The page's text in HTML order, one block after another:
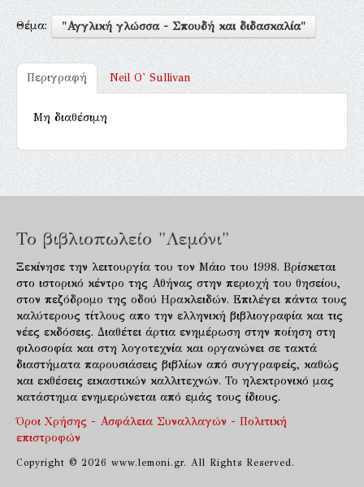
Θέμα: "Αγγλική γλώσσα - Σπουδή και διδασκαλία"
Περιγραφή Neil O' Sullivan
Μη διαθέσιμη
Το βιβλιοπωλείο "Λεμόνι"
Ξεκίνησε την λειτουργία του τον Μάιο του 1998. Βρίσκεται
στο ιστορικό κέντρο της Αθήνας στην περιοχή του θησείου,
στον πεζόδρομο της οδού Ηρακλειδών. Επιλέγει πάντα τους
καλύτερους τίτλους απο την ελληνική βιβλιογραφία και τις
νέες εκδόσεις. Διαθέτει άρτια ενημέρωση στην ποίηση στη
φιλοσοφία και στη λογοτεχνία και οργανώνει σε τακτά
διαστήματα παρουσιάσεις βιβλίων από συγγραφείς, καθώς
και εκθέσεις εικαστικών καλλιτεχνών. Το ηλεκτρονικό μας
κατάστημα ενημερώνεται από εμάς τους ίδιους.
Όροι Χρήσης - Ασφάλεια Συναλλαγών - Πολιτική
επιστροφών
Copyright © 2026 www.lemoni.gr. All Rights Reserved.